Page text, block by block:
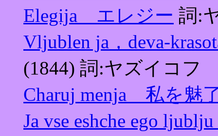
Elegija エレジー 詞:
Vljublen ja，deva-
(1844) 詞:ヤズイコフ
Charuj menja 私を魅
Ja vse eshche ego